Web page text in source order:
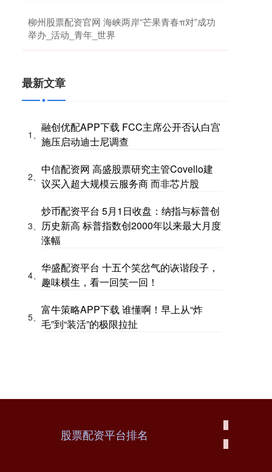
柳州股票配资官网 海峡两岸“芒果青春π对”成功
举办_活动_青年_世界
最新文章
1、
融创优配APP下载 FCC主席公开否认白宫
施压启动迪士尼调查
2、
中信配资网 高盛股票研究主管Covello建
议买入超大规模云服务商 而非芯片股
3、
炒币配资平台 5月1日收盘：纳指与标普创
历史新高 标普指数创2000年以来最大月度
涨幅
4、
华盛配资平台 十五个笑岔气的诙谐段子，
趣味横生，看一回笑一回！
5、
富牛策略APP下载 谁懂啊！早上从“炸
毛”到“装活”的极限拉扯
股票配资平台排名